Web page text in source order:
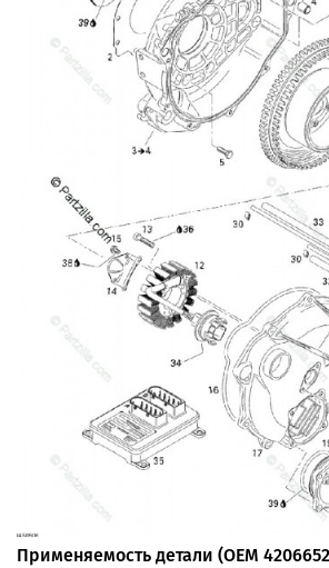
Применяемость детали (OEM